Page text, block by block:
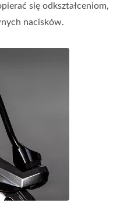
się odkształceniom,
nacisków.